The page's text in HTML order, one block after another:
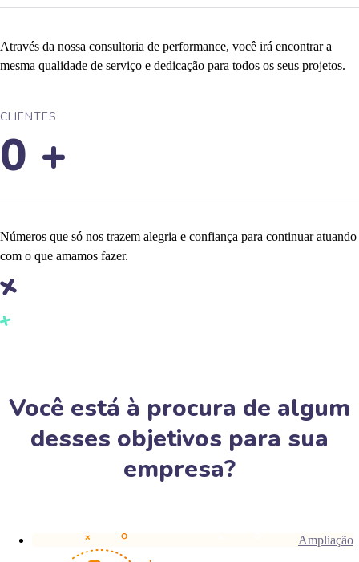
Através da nossa consultoria de performance, você irá encontrar a
mesma qualidade de serviço e dedicação para todos os seus projetos.
CLIENTES
0 +
Números que só nos trazem alegria e confiança para continuar atuando
com o que amamos fazer.
Você está à procura de algum
desses objetivos para sua
empresa?
Ampliação